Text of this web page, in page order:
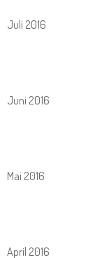
Juli 2016
Juni 2016
Mai 2016
April 2016